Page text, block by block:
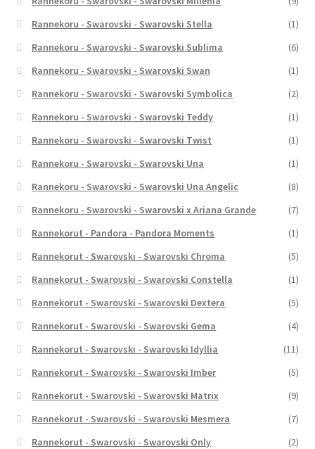
Rannekoru - Swarovski - Swarovski Stella
(1)
Rannekoru - Swarovski - Swarovski Sublima
(6)
Rannekoru - Swarovski - Swarovski Swan
(1)
Rannekoru - Swarovski - Swarovski Symbolica
(2)
Rannekoru - Swarovski - Swarovski Teddy
(1)
Rannekoru - Swarovski - Swarovski Twist
(1)
Rannekoru - Swarovski - Swarovski Una
(1)
Rannekoru - Swarovski - Swarovski Una Angelic
(8)
Rannekoru - Swarovski - Swarovski x Ariana Grande
(7)
Rannekorut - Pandora - Pandora Moments
(1)
Rannekorut - Swarovski - Swarovski Chroma
(5)
Rannekorut - Swarovski - Swarovski Constella
(1)
Rannekorut - Swarovski - Swarovski Dextera
(5)
Rannekorut - Swarovski - Swarovski Gema
(4)
Rannekorut - Swarovski - Swarovski Idyllia
(11)
Rannekorut - Swarovski - Swarovski Imber
(5)
Rannekorut - Swarovski - Swarovski Matrix
(9)
Rannekorut - Swarovski - Swarovski Mesmera
(7)
Rannekorut - Swarovski - Swarovski Only
(2)